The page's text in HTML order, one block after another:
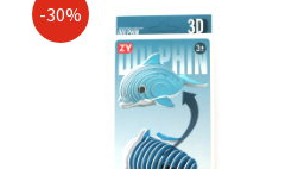
-30%